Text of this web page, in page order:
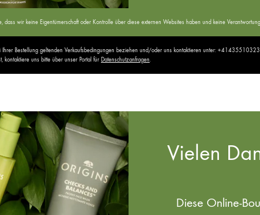
wir keine Eigentümerschaft oder Kontrolle über diese externen Websites haben und keine
Bestellung geltenden Verkaufsbedingungen beziehen und/oder uns kontaktieren unter: +41435510323
kontaktiere uns bitte über unser Portal für Datenschutzanfragen
Vielen
Diese Online-